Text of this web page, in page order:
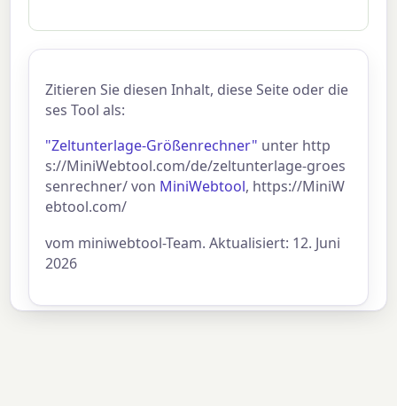
Zitieren Sie diesen Inhalt, diese Seite oder die
ses Tool als:
"Zeltunterlage-Größenrechner" unter http
s://MiniWebtool.com/de/zeltunterlage-groes
senrechner/ von MiniWebtool, https://MiniW
ebtool.com/
vom miniwebtool-Team. Aktualisiert: 12. Juni
2026